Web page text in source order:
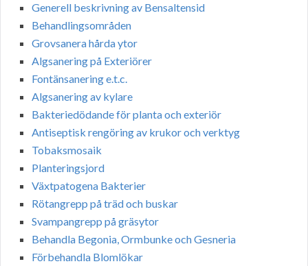
Generell beskrivning av Bensaltensid
Behandlingsområden
Grovsanera hårda ytor
Algsanering på Exteriörer
Fontänsanering e.t.c.
Algsanering av kylare
Bakteriedödande för planta och exteriör
Antiseptisk rengöring av krukor och verktyg
Tobaksmosaik
Planteringsjord
Växtpatogena Bakterier
Rötangrepp på träd och buskar
Svampangrepp på gräsytor
Behandla Begonia, Ormbunke och Gesneria
Förbehandla Blomlökar